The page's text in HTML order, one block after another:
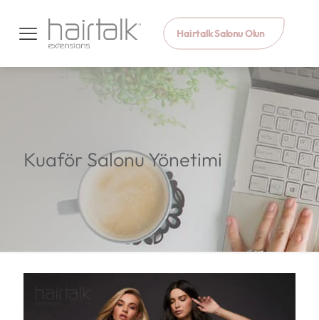
Hairtalk Salonu Olun
Kuaför Salonu Yönetimi